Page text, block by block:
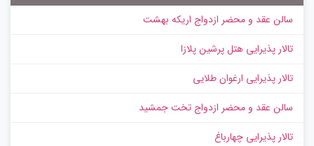
سالن عقد و محضر ازدواج اریکه بهشت
تالار پذیرایی هتل پرشین پلازا
تالار پذیرایی ارغوان طلایی
سالن عقد و محضر ازدواج تخت جمشید
تالار پذیرایی چهارباغ